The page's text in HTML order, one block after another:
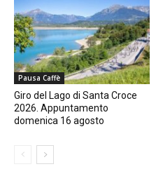
Pausa Caffè
Giro del Lago di Santa Croce
2026. Appuntamento
domenica 16 agosto